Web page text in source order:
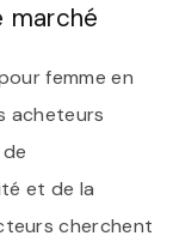
marché
femme en
acheteurs
et de la
cherchent